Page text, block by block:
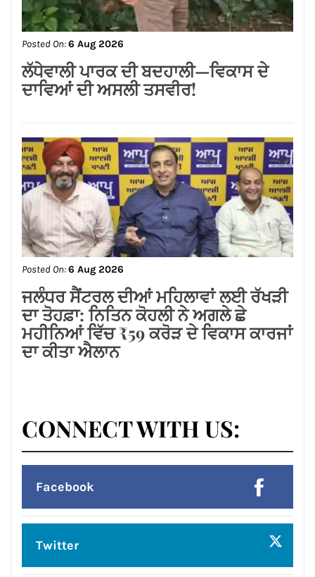
ਭਗਤ
Posted On:6 Aug 2026
ਸ਼੍*ਰੀ ਕਸ਼ਟ ਨਿਵਾਰਣ ਬਾਲਾਜੀ ਮੰਦਰ, ਬਾਜ਼ਾਰ
ਸ਼ੇਖਾਂ, ਜਲੰਧਰ ਕਮੇਟੀ ਨੇ ਭਾਜਪਾ ਪੰਜਾਬ ਦੇ
ਨਵਨਿਯੁਕਤ ਪ੍ਰਦੇਸ਼ ਉਪ-ਪ੍ਰਧਾਨ ਸੁਸ਼ੀਲ
ਕੁਮਾਰ ਰਿੰਕੂ ਦਾ ਕੀਤਾ ਭਵਿਆ ਸਵਾਗਤ ਅਤੇ
ਸਨਮਾਨ*
ਲੱਧੇਵਾਲੀ ਪਾਰਕ ਦੀ ਬਦਹਾਲੀ—ਵਿਕਾਸ ਦੇ
ਦਾਵਿਆਂ ਦੀ ਅਸਲੀ ਤਸਵੀਰ!